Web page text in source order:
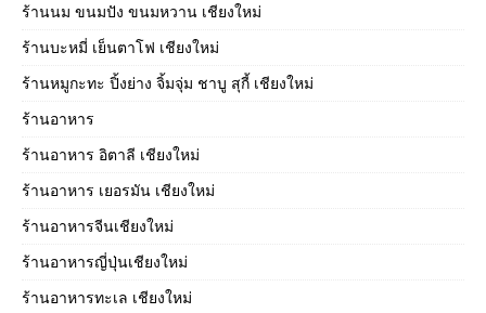
ร้านนม ขนมปัง ขนมหวาน เชียงใหม่
ร้านบะหมี่ เย็นตาโฟ เชียงใหม่
ร้านหมูกะทะ ปิ้งย่าง จิ้มจุ่ม ชาบู สุกี้ เชียงใหม่
ร้านอาหาร
ร้านอาหาร อิตาลี เชียงใหม่
ร้านอาหาร เยอรมัน เชียงใหม่
ร้านอาหารจีนเชียงใหม่
ร้านอาหารญี่ปุ่นเชียงใหม่
ร้านอาหารทะเล เชียงใหม่